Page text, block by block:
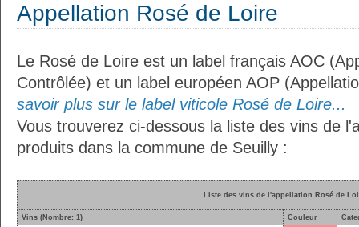
Appellation Rosé de Loire
Le Rosé de Loire est un label français AOC
Contrôlée) et un label européen AOP
savoir plus sur le label viticole Rosé de Loire...
Vous trouverez ci-dessous la liste des vins de
produits dans la commune de Seuilly :
Liste des vins de l'appellation Rosé de
Vins (Nombre: 1) Couleur